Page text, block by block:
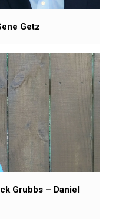
Getz
Grubbs – Daniel